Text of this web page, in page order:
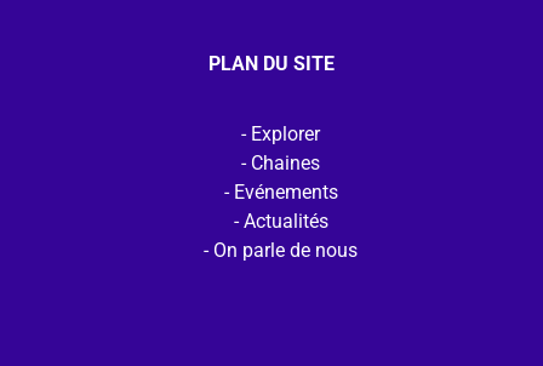
PLAN DU SITE
Explorer
Chaines
Evénements
Actualités
On parle de nous